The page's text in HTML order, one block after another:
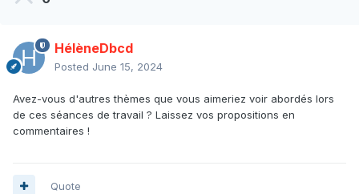
HélèneDbcd
Posted June 15, 2024
Avez-vous d'autres thèmes que vous aimeriez voir abordés lors
de ces séances de travail ? Laissez vos propositions en
commentaires !
Quote